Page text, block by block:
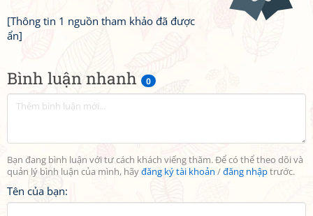
Bình luận nhanh 0
Bạn đang bình luận với tư cách khách viếng thăm. Để có thể theo dõi và
quản lý bình luận của mình, hãyđăng ký tài khoản /đăng nhậptrước.
Tên của bạn:
[Thông tin 1 nguồn tham khảo đã được
ẩn]